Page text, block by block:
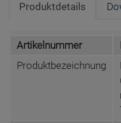
Produktdetails
Artikelnummer
Produktbezeichnung